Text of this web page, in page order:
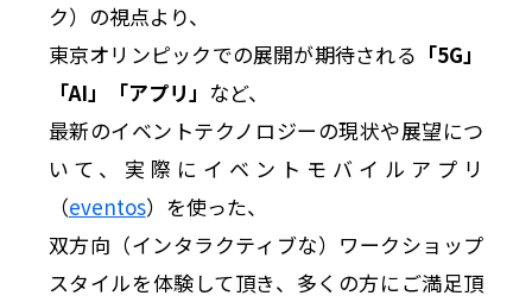
ク）の視点より、
東京オリンピックでの展開が期待される 「5G」
「AI」「アプリ」 など、
最新のイベントテクノロジーの現状や展望につ
いて、実際にイベントモバイルアプリ
（eventos）を使った、
双方向（インタラクティブな）ワークショップ
スタイルを体験して頂き、多くの方にご満足頂